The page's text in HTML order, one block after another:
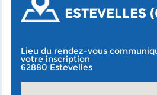
ESTEVELLES
Lieu du rendez-vous
votre inscription
62880 Estevelles